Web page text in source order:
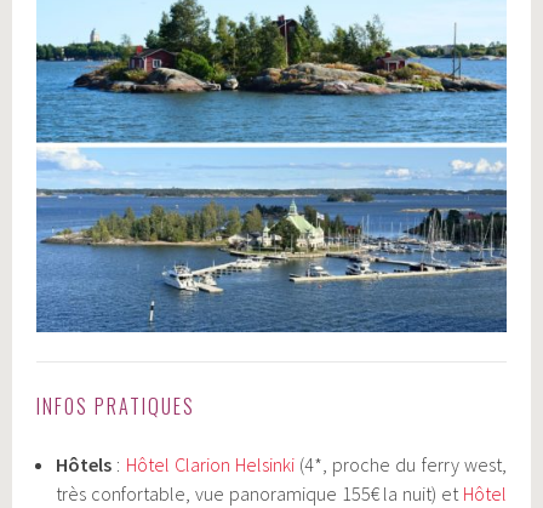
INFOS PRATIQUES
Hôtels : Hôtel Clarion Helsinki (4*, proche du ferry west,
très confortable, vue panoramique 155€ la nuit) et Hôtel